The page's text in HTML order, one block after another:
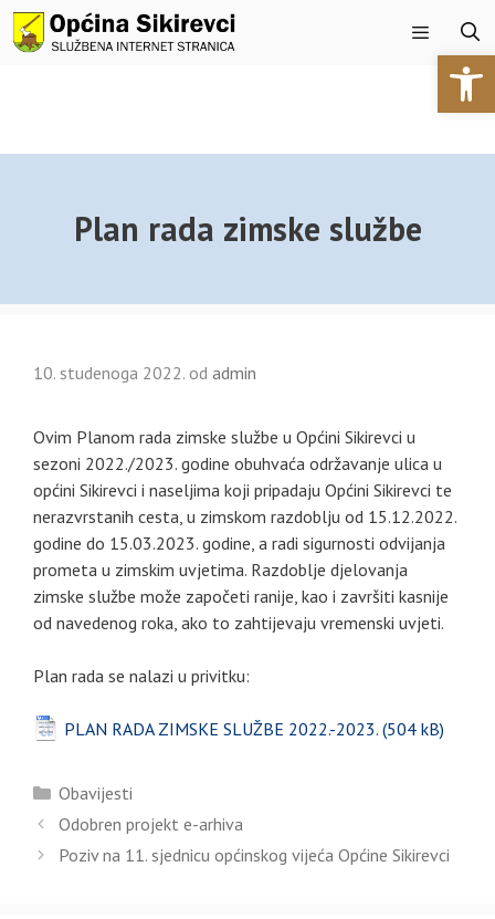
Preskoči
na
Izbornik
Plan rada zimske službe
10. studenoga 2022. od admin
Ovim Planom rada zimske službe u Općini Sikirevci u
sezoni 2022./2023. godine obuhvaća održavanje ulica u
općini Sikirevci i naseljima koji pripadaju Općini Sikirevci te
nerazvrstanih cesta, u zimskom razdoblju od 15.12.2022.
godine do 15.03.2023. godine, a radi sigurnosti odvijanja
prometa u zimskim uvjetima. Razdoblje djelovanja
zimske službe može započeti ranije, kao i završiti kasnije
od navedenog roka, ako to zahtijevaju vremenski uvjeti.
Plan rada se nalazi u privitku:
PLAN RADA ZIMSKE SLUŽBE 2022.-2023.
Kategorije
Obavijesti
Odobren projekt e-arhiva
Poziv na 11. sjednicu općinskog vijeća Općine Sikirevci